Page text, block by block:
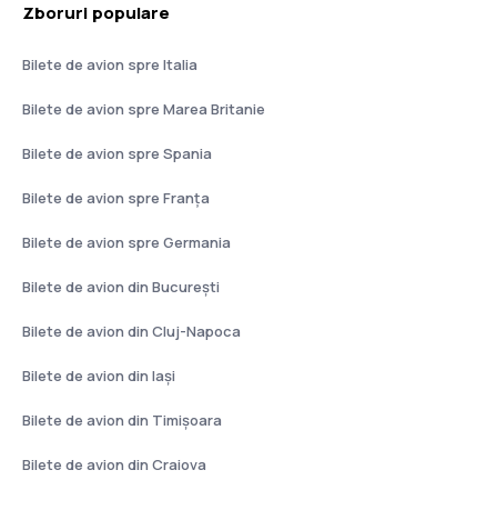
Zboruri populare
Bilete de avion spre Italia
Bilete de avion spre Marea Britanie
Bilete de avion spre Spania
Bilete de avion spre Franţa
Bilete de avion spre Germania
Bilete de avion din București
Bilete de avion din Cluj-Napoca
Bilete de avion din Iași
Bilete de avion din Timișoara
Bilete de avion din Craiova